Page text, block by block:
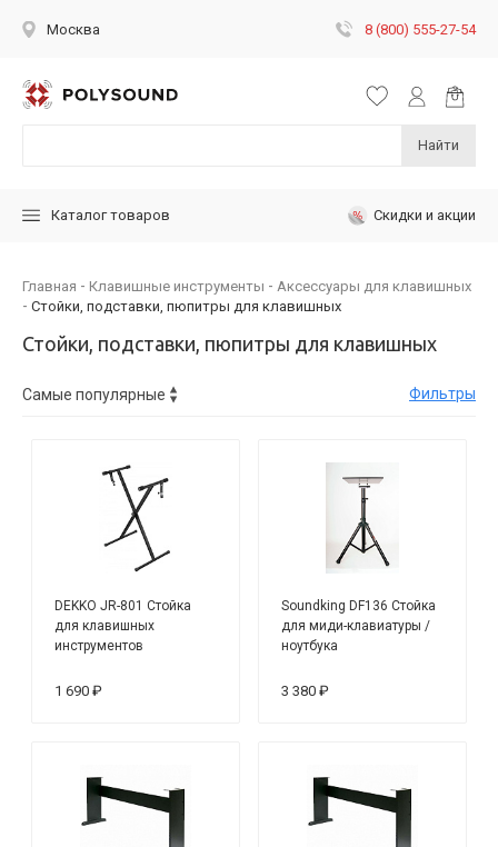
Москва 8 (800) 555-27-54
Найти
Каталог товаров Скидки и акции
Главная Клавишные инструменты
Аксессуары для клавишных
Стойки, подставки, пюпитры для клавишных
Стойки, подставки, пюпитры для клавишных
Фильтры
DEKKO JR-801 Стойка
для клавишных
инструментов
1 690 ₽
Soundking DF136 Стойка
для миди-клавиатуры /
ноутбука
3 380 ₽